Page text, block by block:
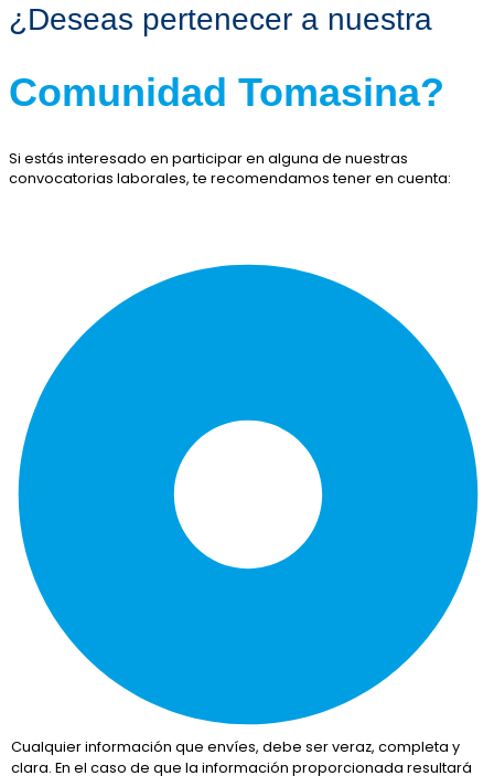
¿Deseas pertenecer a nuestra
Comunidad Tomasina?
Si estás interesado en participar en alguna de nuestras
convocatorias laborales, te recomendamos tener en cuenta:
Cualquier información que envíes, debe ser veraz, completa y
clara. En el caso de que la información proporcionada resultará